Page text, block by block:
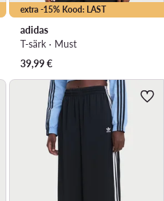
extra -15% Kood: LAST
adidas
T-särk · Must
39,99€